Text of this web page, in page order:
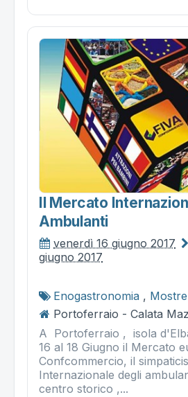
Il Mercato
Ambulanti
venerdì 16 giugno 2017
giugno 2017
Enogastronomia ,
Portoferraio - Calata
A Portoferraio , isola
16 al 18 Giugno il Mercato
Confcommercio, il
Internazionale degli
centro storico ,...